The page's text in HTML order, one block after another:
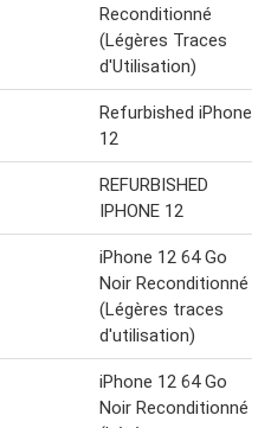
Reconditionné
(Légères Traces
d'Utilisation)
Refurbished iPhone
12
REFURBISHED
IPHONE 12
iPhone 12 64 Go
Noir Reconditionné
(Légères traces
d'utilisation)
iPhone 12 64 Go
Noir Reconditionné